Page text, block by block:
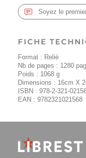
Soyez le
FICHE
Format : Relié
Nb de pages : 1280
Poids : 1068 g
Dimensions : 16cm X
ISBN : 978-2-321-
EAN : 9782321021568